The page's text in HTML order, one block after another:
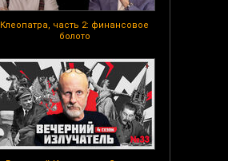
Клеопатра, часть 2: финансовое
болото